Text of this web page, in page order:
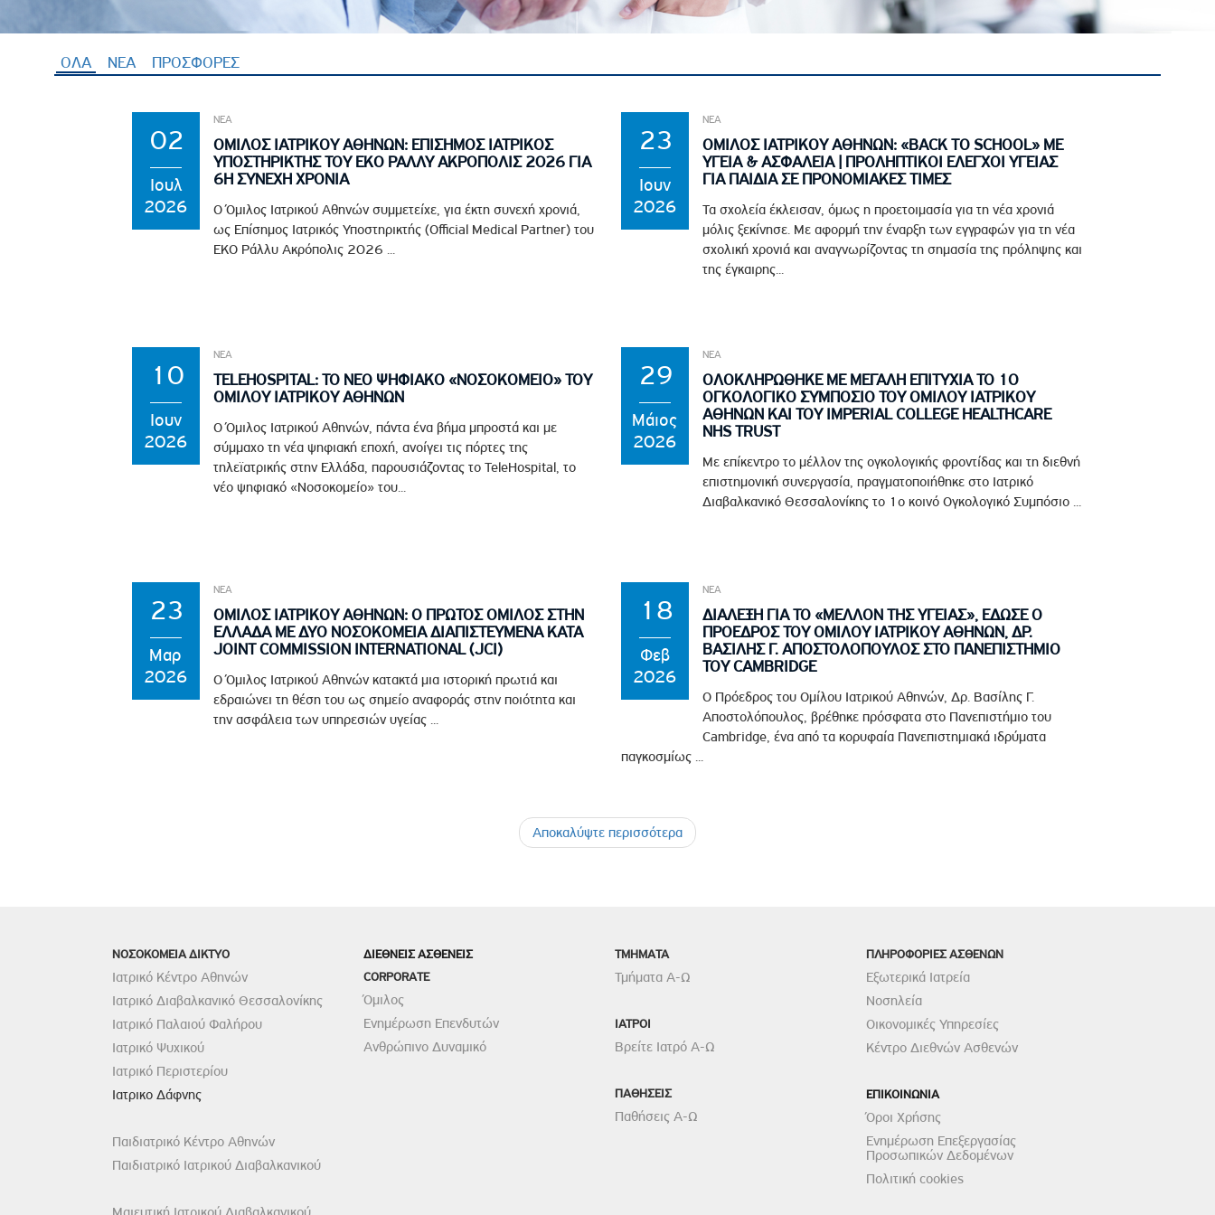
Πολιτική Προσλήψεων Προσωπικού, Στελεχών και Συνεργατών
Πολιτικές Ασφάλειας Πληροφοριών
Επιτροπή Ελέγχου
Κανονισμός Λειτουργίας Επιτροπής Ελέγχου
Διεύθυνση Εσωτερικού Ελέγχου Κανονισμός Λειτουργίας
Έκθεσης Βιώσιμης Ανάπτυξης 2023
ΟΛΑ (ενεργή καρτέλα)
ΝΕΑ ΠΡΟΣΦΟΡΕΣ
02
Ιουλ
2026
ΝΕΑ
ΟΜΙΛΟΣ ΙΑΤΡΙΚΟΥ ΑΘΗΝΩΝ: ΕΠΙΣΗΜΟΣ ΙΑΤΡΙΚΟΣ
ΥΠΟΣΤΗΡΙΚΤΗΣ ΤΟΥ EKO ΡΑΛΛΥ ΑΚΡΟΠΟΛΙΣ 2026 ΓΙΑ
6Η ΣΥΝΕΧΗ ΧΡΟΝΙΑ
Ο Όμιλος Ιατρικού Αθηνών συμμετείχε, για έκτη συνεχή χρονιά,
ως Επίσημος Ιατρικός Υποστηρικτής (Official Medical Partner) του
EKO Ράλλυ Ακρόπολις 2026 ...
23
Ιουν
2026
ΝΕΑ
ΟΜΙΛΟΣ ΙΑΤΡΙΚΟΥ ΑΘΗΝΩΝ: «BACK TO SCHOOL» ΜΕ
ΥΓΕΙΑ & ΑΣΦΑΛΕΙΑ | ΠΡΟΛΗΠΤΙΚΟΙ ΕΛΕΓΧΟΙ ΥΓΕΙΑΣ
ΓΙΑ ΠΑΙΔΙΑ ΣΕ ΠΡΟΝΟΜΙΑΚΕΣ ΤΙΜΕΣ
Τα σχολεία έκλεισαν, όμως η προετοιμασία για τη νέα χρονιά
μόλις ξεκίνησε. Με αφορμή την έναρξη των εγγραφών για τη νέα
σχολική χρονιά και αναγνωρίζοντας τη σημασία της πρόληψης και
της έγκαιρης...
10
Ιουν
2026
ΝΕΑ
TELEHOSPITAL: ΤΟ ΝΕΟ ΨΗΦΙΑΚΟ «ΝΟΣΟΚΟΜΕΙΟ» ΤΟΥ
ΟΜΙΛΟΥ ΙΑΤΡΙΚΟΥ ΑΘΗΝΩΝ
Ο Όμιλος Ιατρικού Αθηνών, πάντα ένα βήμα μπροστά και με
σύμμαχο τη νέα ψηφιακή εποχή, ανοίγει τις πόρτες της
τηλεϊατρικής στην Ελλάδα, παρουσιάζοντας το TeleHospital, το
νέο ψηφιακό «Νοσοκομείο» του...
29
Μάιος
2026
ΝΕΑ
ΟΛΟΚΛΗΡΩΘΗΚΕ ΜΕ ΜΕΓΑΛΗ ΕΠΙΤΥΧΙΑ ΤΟ 1Ο
ΟΓΚΟΛΟΓΙΚΟ ΣΥΜΠΟΣΙΟ ΤΟΥ ΟΜΙΛΟΥ ΙΑΤΡΙΚΟΥ
ΑΘΗΝΩΝ ΚΑΙ ΤΟΥ IMPERIAL COLLEGE HEALTHCARE
NHS TRUST
Με επίκεντρο το μέλλον της ογκολογικής φροντίδας και τη διεθνή
επιστημονική συνεργασία, πραγματοποιήθηκε στο Ιατρικό
Διαβαλκανικό Θεσσαλονίκης το 1ο κοινό Ογκολογικό Συμπόσιο ...
23
Μαρ
2026
ΝΕΑ
ΟΜΙΛΟΣ ΙΑΤΡΙΚΟΥ ΑΘΗΝΩΝ: Ο ΠΡΩΤΟΣ ΟΜΙΛΟΣ ΣΤΗΝ
ΕΛΛΑΔΑ ΜΕ ΔΥΟ ΝΟΣΟΚΟΜΕΙΑ ΔΙΑΠΙΣΤΕΥΜΕΝΑ ΚΑΤΑ
JOINT COMMISSION INTERNATIONAL (JCI)
Ο Όμιλος Ιατρικού Αθηνών κατακτά μια ιστορική πρωτιά και
εδραιώνει τη θέση του ως σημείο αναφοράς στην ποιότητα και
την ασφάλεια των υπηρεσιών υγείας ...
18
Φεβ
2026
ΝΕΑ
ΔΙΑΛΕΞΗ ΓΙΑ ΤΟ «ΜΕΛΛΟΝ ΤΗΣ ΥΓΕΙΑΣ», ΕΔΩΣΕ Ο
ΠΡΟΕΔΡΟΣ ΤΟΥ ΟΜΙΛΟΥ ΙΑΤΡΙΚΟΥ ΑΘΗΝΩΝ, ΔΡ.
ΒΑΣΙΛΗΣ Γ. ΑΠΟΣΤΟΛΟΠΟΥΛΟΣ ΣΤΟ ΠΑΝΕΠΙΣΤΗΜΙΟ
ΤΟΥ CAMBRIDGE
Ο Πρόεδρος του Ομίλου Ιατρικού Αθηνών, Δρ. Βασίλης Γ.
Αποστολόπουλος, βρέθηκε πρόσφατα στο Πανεπιστήμιο του
Cambridge, ένα από τα κορυφαία Πανεπιστημιακά ιδρύματα
παγκοσμίως ...
Αποκαλύψτε περισσότερα
ΝΟΣΟΚΟΜΕΙΑ ΔΙΚΤΥΟ
Ιατρικό Κέντρο Αθηνών
Ιατρικό Διαβαλκανικό Θεσσαλονίκης
Ιατρικό Παλαιού Φαλήρου
Ιατρικό Ψυχικού
Ιατρικό Περιστερίου
Ιατρικο Δάφνης
Παιδιατρικό Κέντρο Αθηνών
Παιδιατρικό Ιατρικού Διαβαλκανικού
ΔΙΕΘΝΕΙΣ ΑΣΘΕΝΕΙΣ
CORPORATE
Όμιλος
Ενημέρωση Επενδυτών
Ανθρώπινο Δυναμικό
TMHMATA
Τμήματα Α-Ω
ΙΑΤΡΟΙ
Βρείτε Ιατρό Α-Ω
ΠΑΘΗΣΕΙΣ
Παθήσεις Α-Ω
ΠΛΗΡΟΦΟΡΙΕΣ ΑΣΘΕΝΩΝ
Εξωτερικά Ιατρεία
Νοσηλεία
Οικονομικές Υπηρεσίες
Κέντρο Διεθνών Ασθενών
ΕΠΙΚΟΙΝΩΝΙΑ
Όροι Χρήσης
Ενημέρωση Επεξεργασίας
Προσωπικών Δεδομένων
Πολιτική cookies